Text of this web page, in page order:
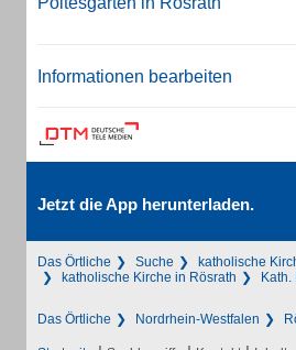
Informationen bearbeiten
Jetzt die App herunterladen.
Das Örtliche Suche
katholische
katholische Kirche in Rösrath
Kath.
Das Örtliche Nordrhein-Westfalen